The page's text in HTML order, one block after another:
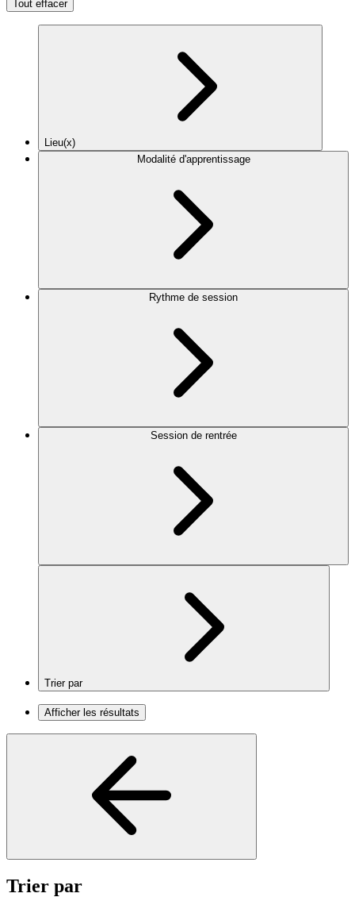
Tout effacer
Lieu(x)
Modalité d'apprentissage
Rythme de session
Session de rentrée
Trier par
Afficher les résultats
Trier par